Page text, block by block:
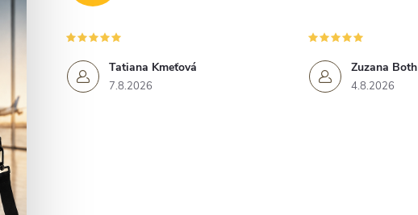
Tatiana Kmeťová
7.8.2026
Zuzana Both
4.8.2026